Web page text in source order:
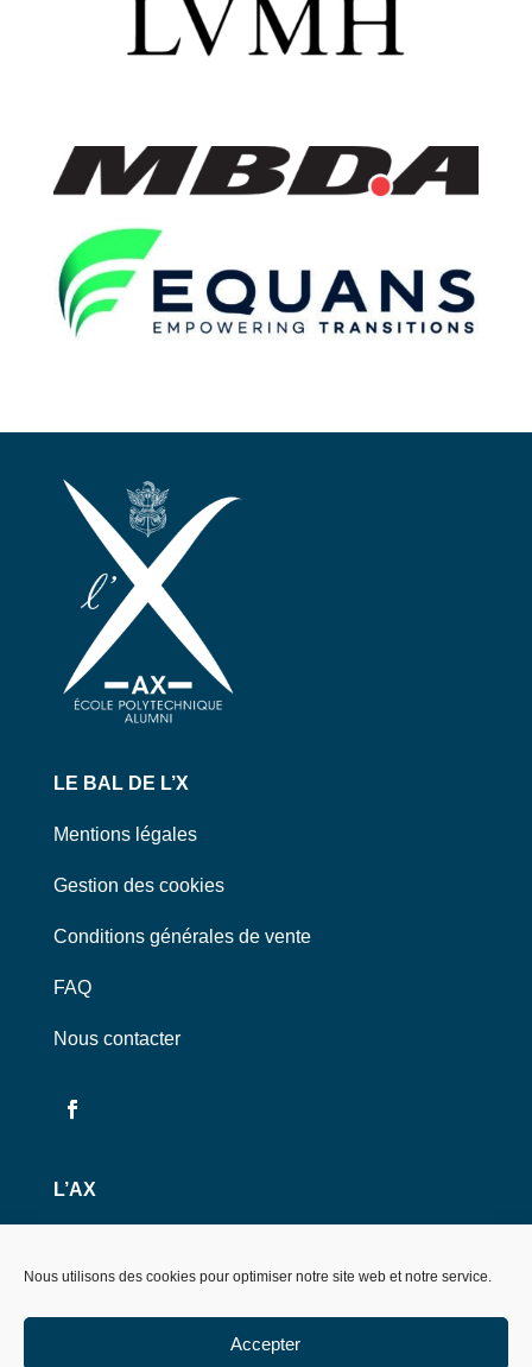
Nous utilisons des cookies pour optimiser notre site web et notre service.
Accepter
LE BAL DE L’X
Mentions légales
Gestion des cookies
Conditions générales de vente
FAQ
Nous contacter
L’AX